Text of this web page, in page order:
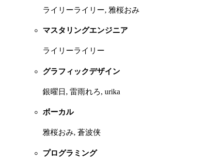
ライリーライリー, 雅桜おみ
マスタリングエンジニア
ライリーライリー
グラフィックデザイン
銀曜日, 雷雨れろ, urika
ボーカル
雅桜おみ, 蒼波侠
プログラミング